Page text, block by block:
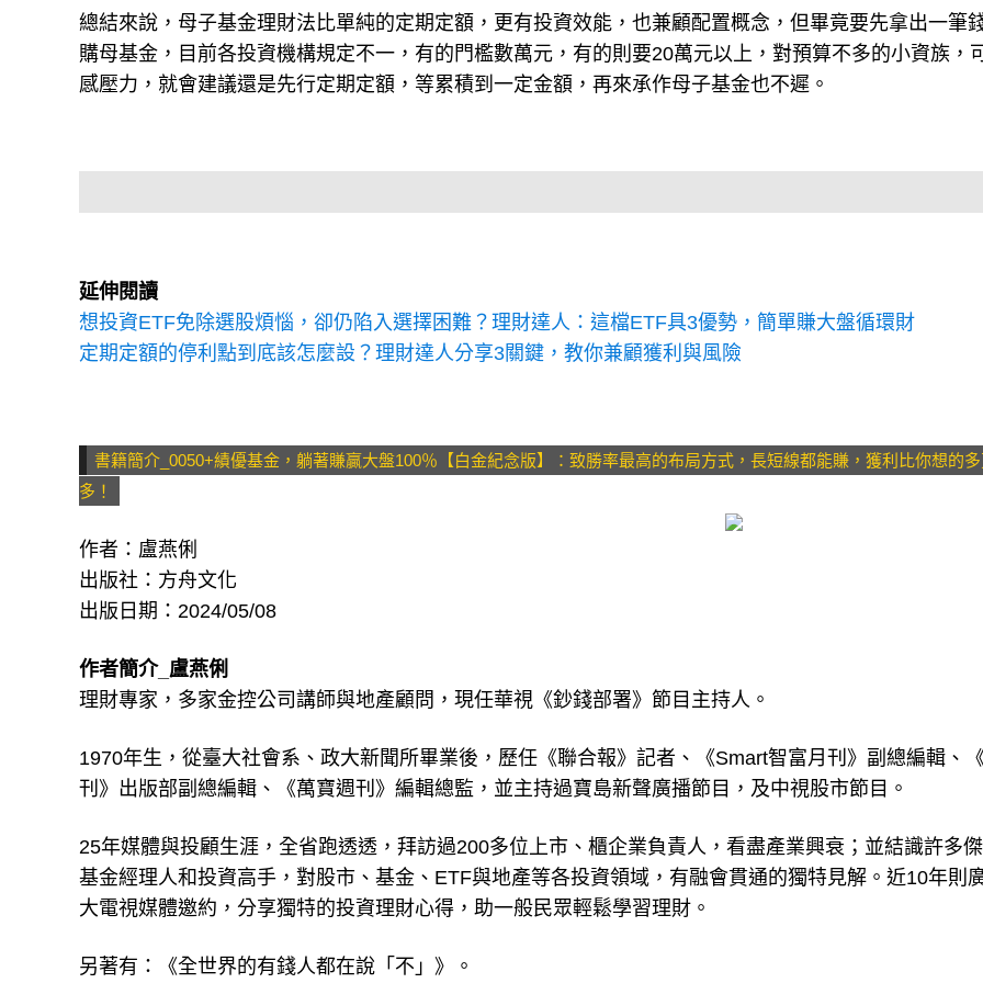
總結來說，母子基金理財法比單純的定期定額，更有投資效能，也兼顧配置概念，但畢竟要先拿出一筆
購母基金，目前各投資機構規定不一，有的門檻數萬元，有的則要20萬元以上，對預算不多的小資族，
感壓力，就會建議還是先行定期定額，等累積到一定金額，再來承作母子基金也不遲。
延伸閱讀
想投資ETF免除選股煩惱，卻仍陷入選擇困難？理財達人：這檔ETF具3優勢，簡單賺大盤循環財
定期定額的停利點到底該怎麼設？理財達人分享3關鍵，教你兼顧獲利與風險
書籍簡介_0050+績優基金，躺著賺贏大盤100％【白金紀念版】：致勝率最高的布局方式，長短線都能賺，獲利比你想的多
多！
作者：盧燕俐
出版社：方舟文化
出版日期：2024/05/08
作者簡介_盧燕俐
理財專家，多家金控公司講師與地產顧問，現任華視《鈔錢部署》節目主持人。
1970年生，從臺大社會系、政大新聞所畢業後，歷任《聯合報》記者、《Smart智富月刊》副總編輯、
刊》出版部副總編輯、《萬寶週刊》編輯總監，並主持過寶島新聲廣播節目，及中視股市節目。
25年媒體與投顧生涯，全省跑透透，拜訪過200多位上市、櫃企業負責人，看盡產業興衰；並結識許多
基金經理人和投資高手，對股市、基金、ETF與地產等各投資領域，有融會貫通的獨特見解。近10年則
大電視媒體邀約，分享獨特的投資理財心得，助一般民眾輕鬆學習理財。
另著有：《全世界的有錢人都在說「不」》。